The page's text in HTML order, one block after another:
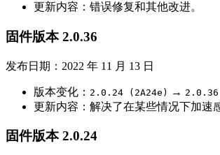
更新内容：错误修复和其他改进。
固件版本 2.0.36
发布日期：2022 年 11 月 13 日
版本变化： 2.0.24 (2A24e) →
更新内容：解决了在某些情况下加速
固件版本 2.0.24